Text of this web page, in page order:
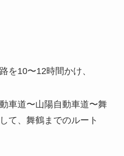
を10〜12時間かけ、
車道〜山陽自動車道〜舞
て、舞鶴までのルート